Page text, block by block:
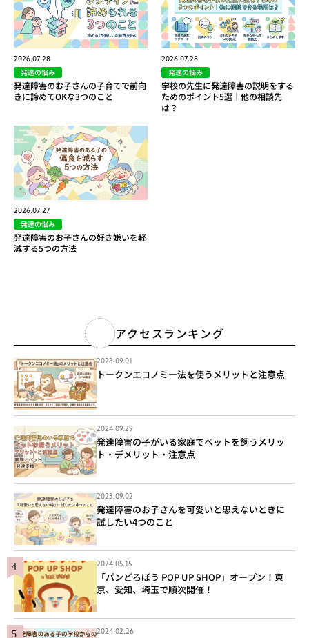
2026.07.28
発達の悩み
発達障害のお子さんの子育てで前向
きに諦めてOKな3つのこと
2026.07.28
発達の悩み
学校の先生に発達障害の説明をする
ためのポイント5選｜他の相談先
は？
2026.07.27
発達の悩み
発達障害のお子さんの好き嫌いを軽
減する5つの方法
アクセスランキング
2023.09.01
トークンエコノミー法を使うメリットと注意点
2024.09.29
発達障害の子がいる家庭でペットを飼うメリッ
ト・デメリット・注意点
2023.09.02
発達障害のお子さんを可愛いと思えないときに
試したい4つのこと
2024.05.15
「パンどろぼう POP UP SHOP」オープン！東
京、愛知、埼玉で順次開催！
2024.02.26